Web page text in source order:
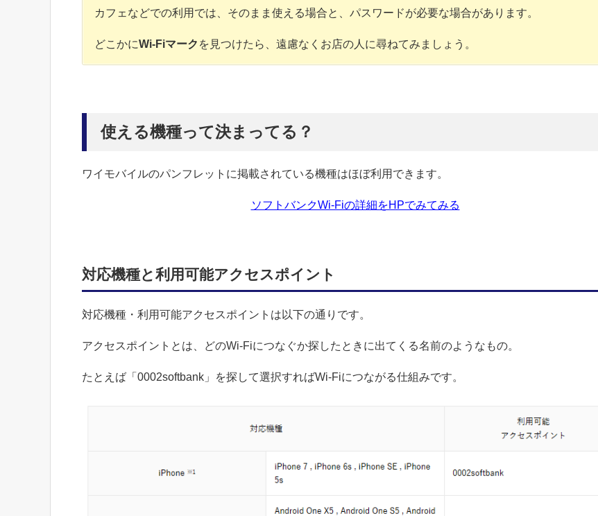
カフェなどでの利用では、そのまま使える場合と、パスワードが必要な場合があります。
どこかにWi-Fiマーク を見つけたら、遠慮なくお店の人に尋ねてみましょう。
使える機種って決まってる？
ワイモバイルのパンフレットに掲載されている機種はほぼ利用できます。
ソフトバンクWi-Fiの詳細をHPでみてみる
対応機種と利用可能アクセスポイント
対応機種・利用可能アクセスポイントは以下の通りです。
アクセスポイントとは、どのWi-Fiにつなぐか探したときに出てくる名前のようなもの。
たとえば「0002softbank」を探して選択すればWi-Fiにつながる仕組みです。